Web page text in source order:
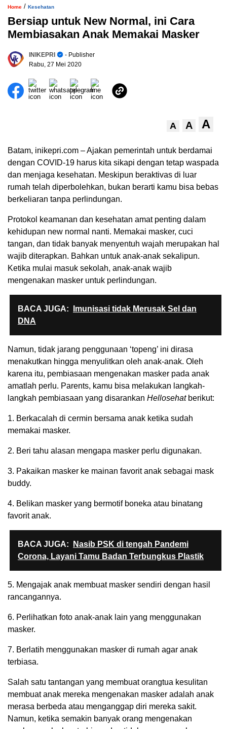
Home / Kesehatan
Bersiap untuk New Normal, ini Cara
Membiasakan Anak Memakai Masker
INIKEPRI
- Publisher
Rabu, 27 Mei 2020
A A A
Batam, inikepri.com – Ajakan pemerintah untuk berdamai
dengan COVID-19 harus kita sikapi dengan tetap waspada
dan menjaga kesehatan. Meskipun beraktivas di luar
rumah telah diperbolehkan, bukan berarti kamu bisa bebas
berkeliaran tanpa perlindungan.
Protokol keamanan dan kesehatan amat penting dalam
kehidupan new normal nanti. Memakai masker, cuci
tangan, dan tidak banyak menyentuh wajah merupakan hal
wajib diterapkan. Bahkan untuk anak-anak sekalipun.
Ketika mulai masuk sekolah, anak-anak wajib
mengenakan masker untuk perlindungan.
BACA JUGA:
Imunisasi tidak Merusak Sel dan
DNA
Namun, tidak jarang penggunaan ‘topeng’ ini dirasa
menakutkan hingga menyulitkan oleh anak-anak. Oleh
karena itu, pembiasaan mengenakan masker pada anak
amatlah perlu. Parents, kamu bisa melakukan langkah-
langkah pembiasaan yang disarankan Hellosehatberikut:
1. Berkacalah di cermin bersama anak ketika sudah
memakai masker.
2. Beri tahu alasan mengapa masker perlu digunakan.
3. Pakaikan masker ke mainan favorit anak sebagai mask
buddy.
4. Belikan masker yang bermotif boneka atau binatang
favorit anak.
BACA JUGA:
Nasib PSK di tengah Pandemi
Corona, Layani Tamu Badan Terbungkus Plastik
5. Mengajak anak membuat masker sendiri dengan hasil
rancangannya.
6. Perlihatkan foto anak-anak lain yang menggunakan
masker.
7. Berlatih menggunakan masker di rumah agar anak
terbiasa.
Salah satu tantangan yang membuat orangtua kesulitan
membuat anak mereka mengenakan masker adalah anak
merasa berbeda atau menganggap diri mereka sakit.
Namun, ketika semakin banyak orang mengenakan